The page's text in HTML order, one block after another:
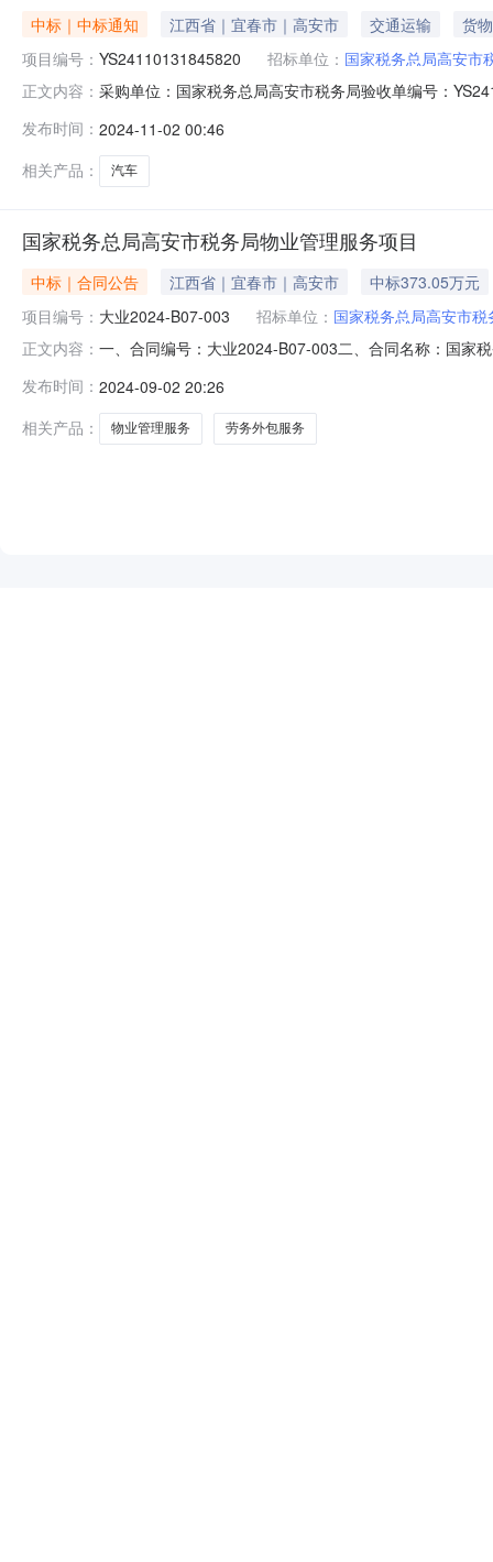
中标｜中标通知 江西省｜宜春市｜高安市 交通运输
货物
项目编号： YS24110131845820 招标单位： 国家税务总局高安市
正文内容： 采购单位：国家税务总局高安市税务局验收单编号：
集中采购电子验收单【第一联：采购单位（需方）留存
发布时间： 2024-11-02 00:46
相关产品：
汽车
国家税务总局高安市税务局物业管理服务项目
中标｜合同公告 江西省｜宜春市｜高安市
中标373.05万元
项目编号： 大业2024-B07-003 招标单位： 国家税务总局高安市税
正文内容： 一、合同编号：大业2024-B07-003二、合同名称：国家
公司地址：南昌市红谷滩新区丰和中大道正荣现代大厦B
发布时间： 2024-09-02 20:26
相关产品：
物业管理服务 劳务外包服务